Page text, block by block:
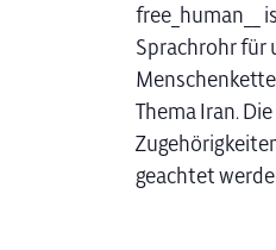
free_human__
Sprachrohr für
Thema Iran.
geachtet